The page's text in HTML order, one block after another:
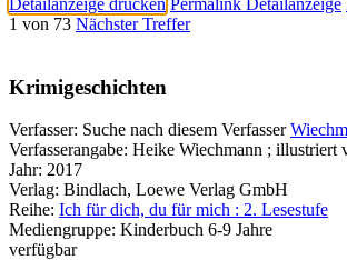
Detailanzeige drucken Permalink Detailanzeige
1 von 73 Nächster Treffer
Krimigeschichten
Verfasser: Suche nach diesem Verfasser
Verfasserangabe: Heike Wiechmann ; illustriert
Jahr: 2017
Verlag: Bindlach, Loewe Verlag GmbH
Reihe: Ich für dich, du für mich : 2. Lesestufe
Mediengruppe: Kinderbuch 6-9 Jahre
verfügbar